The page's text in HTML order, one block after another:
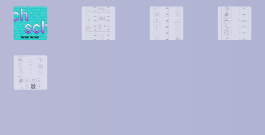
Privacy Policy
Winkelmand
Winkel